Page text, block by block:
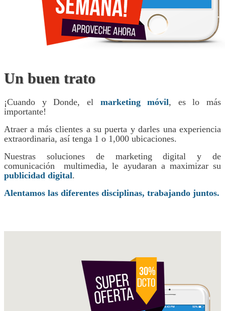
Un buen trato
¡Cuando y Donde, el marketing móvil, es lo más
importante!
Atraer a más clientes a su puerta y darles una experiencia
extraordinaria, así tenga 1 o 1,000 ubicaciones.
Nuestras soluciones de marketing digital y de
comunicación multimedia, le ayudaran a maximizar su
publicidad digital.
Alentamos las diferentes disciplinas, trabajando juntos.